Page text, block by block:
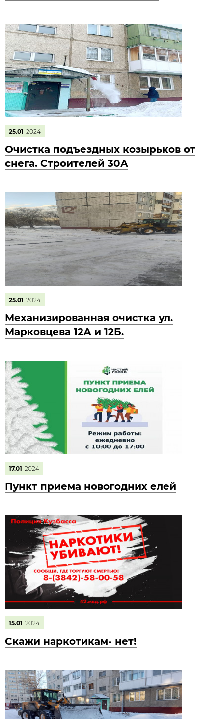
25.01 2024
Очистка подъездных козырьков от
снега. Строителей 30А
25.01 2024
Механизированная очистка ул.
Марковцева 12А и 12Б.
17.01 2024
Пункт приема новогодних елей
15.01 2024
Скажи наркотикам- нет!